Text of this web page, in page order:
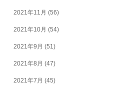
2021年11月 (56)
2021年10月 (54)
2021年9月 (51)
2021年8月 (47)
2021年7月 (45)